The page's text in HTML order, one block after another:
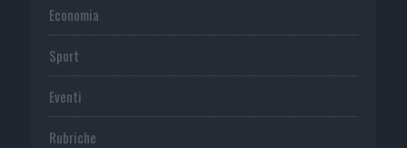
Economia
Sport
Eventi
Rubriche